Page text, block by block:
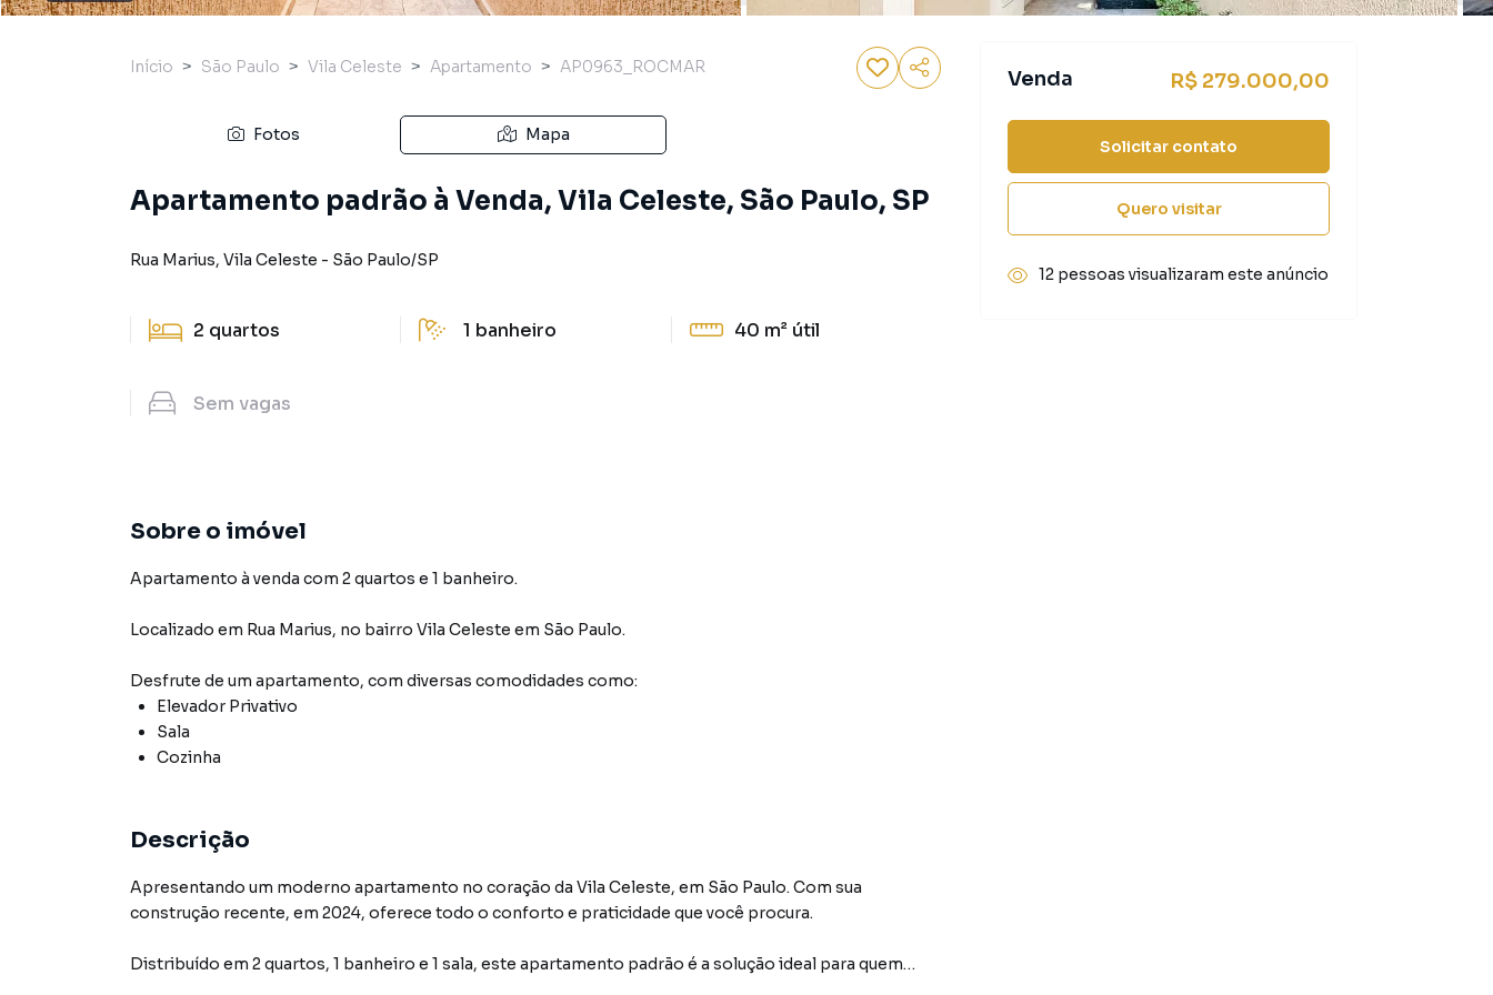
Início São Paulo Vila Celeste Apartamento AP0963_ROCMAR
Fotos Mapa
Apartamento padrão à Venda, Vila Celeste, São Paulo, SP
Rua Marius, Vila Celeste - São Paulo/SP
2 quartos 1 banheiro 40 m² útil
Sem vagas
Sobre o imóvel
Apartamento à venda com 2 quartos e 1 banheiro.
Localizado em Rua Marius, no bairro Vila Celeste em São Paulo.
Desfrute de um apartamento, com diversas comodidades como:
Elevador Privativo
Sala
Cozinha
Descrição
Apresentando um moderno apartamento no coração da Vila Celeste, em São Paulo. Com sua
construção recente, em 2024, oferece todo o conforto e praticidade que você procura.
Distribuído em 2 quartos, 1 banheiro e 1 sala, este apartamento padrão é a solução ideal para quem
Venda R$ 279.000,00
Solicitar contato
Quero visitar
12 pessoas visualizaram este anúncio